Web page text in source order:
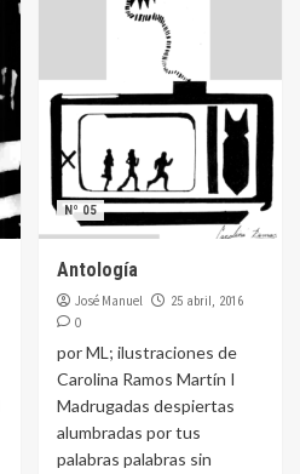
Nº 05
Antología
José Manuel 25 abril, 2016
0
por ML; ilustraciones de
Carolina Ramos Martín I
Madrugadas despiertas
alumbradas por tus
palabras palabras sin